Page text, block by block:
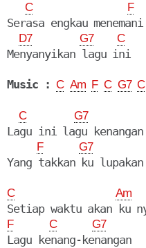
C F
Serasa engkau menemani
D7 G7 C
Menyanyikan lagu ini
Music : C Am F C G7 C
C G7
Lagu ini lagu kenangan
F G7
Yang takkan ku lupakan
C Am
F C G7
Lagu kenang-kenangan